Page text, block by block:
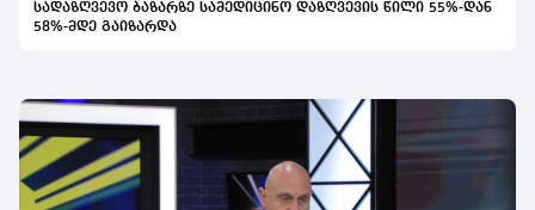
სადაზღვევო ბაზარზე სამედიცინო დაზღვევის წილი 55%-დან
58%-მდე გაიზარდა